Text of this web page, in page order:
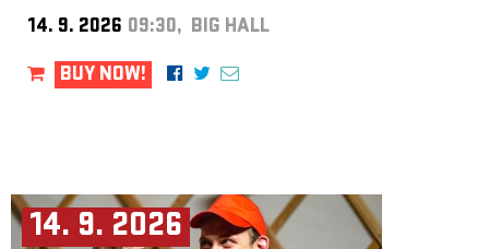
14. 9. 2026 09:30, BIG HALL
BUY NOW!
14. 9. 2026